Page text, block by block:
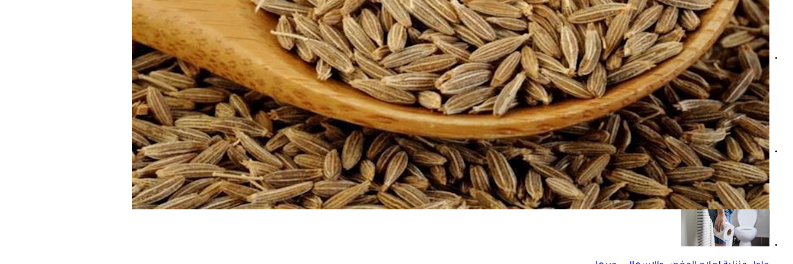
حرق دهون البطن في شهر- إليك أسرع مشروب لإزالة الكرش
وداعًا لانتفاخ البطن- 8 طرق لعلاجه دون رجعة في 11 يومًا